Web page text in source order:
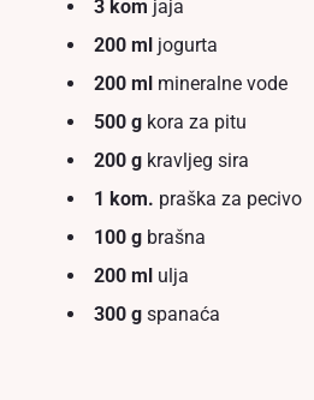
3 kom jaja
200 ml jogurta
200 ml mineralne vode
500 g kora za pitu
200 g kravljeg sira
1 kom. praška za pecivo
100 g brašna
200 ml ulja
300 g spanaća